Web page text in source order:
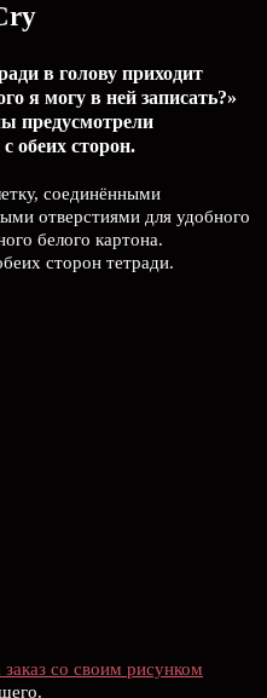
в голову приходит
я могу в ней записать?»
предусмотрели
обеих сторон.
соединёнными
отверстиями для удобного
белого картона.
сторон тетради.
со своим рисунком